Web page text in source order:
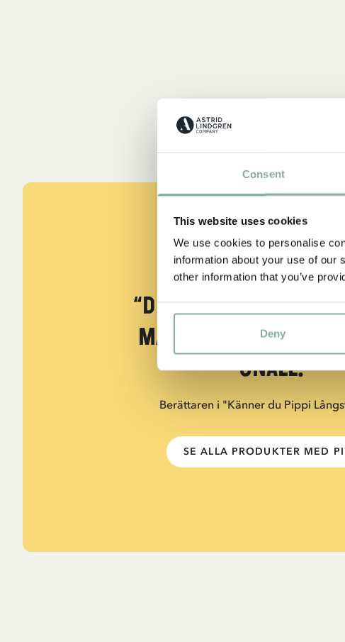
Consent
This website uses cookies
We use cookies to personalise
information about your use of our
other information that you’ve
Deny
CITAT
“Den som är
måste också vara
snäll.”
Berättaren i "Känner du Pippi
SE ALLA PRODUKTER MED